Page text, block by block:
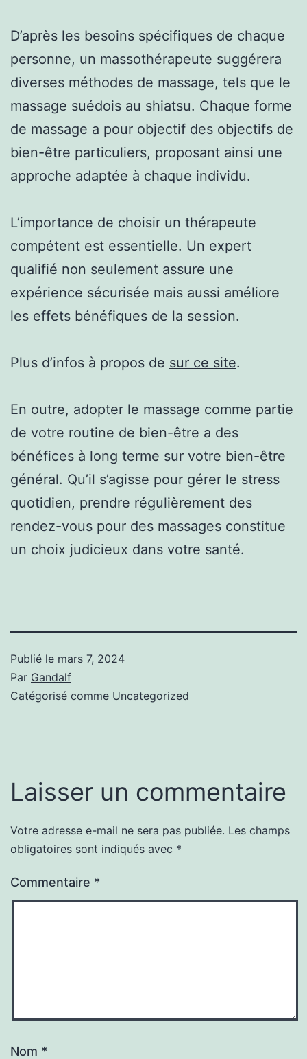
D’après les besoins spécifiques de chaque
personne, un massothérapeute suggérera
diverses méthodes de massage, tels que le
massage suédois au shiatsu. Chaque forme
de massage a pour objectif des objectifs de
bien-être particuliers, proposant ainsi une
approche adaptée à chaque individu.
L’importance de choisir un thérapeute
compétent est essentielle. Un expert
qualifié non seulement assure une
expérience sécurisée mais aussi améliore
les effets bénéfiques de la session.
Plus d’infos à propos de sur ce site.
En outre, adopter le massage comme partie
de votre routine de bien-être a des
bénéfices à long terme sur votre bien-être
général. Qu’il s’agisse pour gérer le stress
quotidien, prendre régulièrement des
rendez-vous pour des massages constitue
un choix judicieux dans votre santé.
Publié le mars 7, 2024
Par Gandalf
Catégorisé comme Uncategorized
Laisser un commentaire
Votre adresse e-mail ne sera pas publiée. Les champs
obligatoires sont indiqués avec *
Commentaire *
Nom *